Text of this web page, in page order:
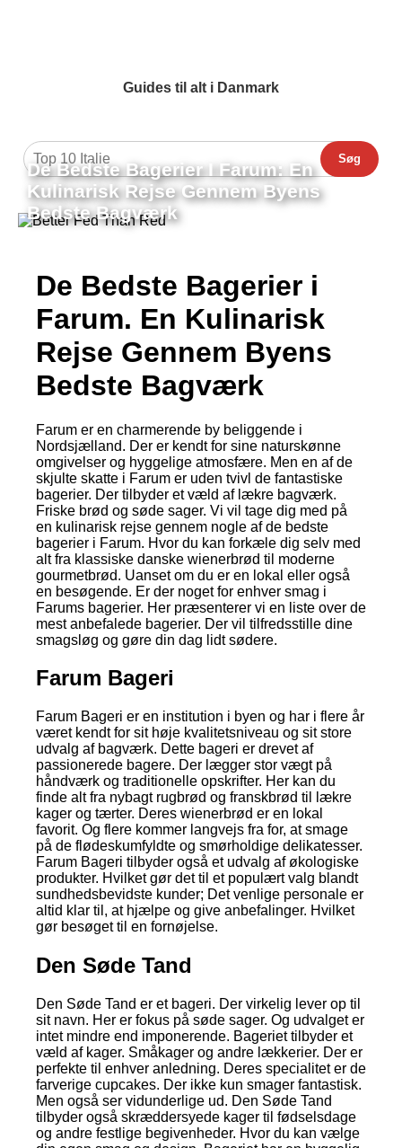
Guides til alt i Danmark
Søg
De Bedste Bagerier I Farum: En
Kulinarisk Rejse Gennem Byens
Bedste Bagværk
De Bedste Bagerier i
Farum. En Kulinarisk
Rejse Gennem Byens
Bedste Bagværk
Farum er en charmerende by beliggende i
Nordsjælland. Der er kendt for sine naturskønne
omgivelser og hyggelige atmosfære. Men en af de
skjulte skatte i Farum er uden tvivl de fantastiske
bagerier. Der tilbyder et væld af lækre bagværk.
Friske brød og søde sager. Vi vil tage dig med på
en kulinarisk rejse gennem nogle af de bedste
bagerier i Farum. Hvor du kan forkæle dig selv med
alt fra klassiske danske wienerbrød til moderne
gourmetbrød. Uanset om du er en lokal eller også
en besøgende. Er der noget for enhver smag i
Farums bagerier. Her præsenterer vi en liste over de
mest anbefalede bagerier. Der vil tilfredsstille dine
smagsløg og gøre din dag lidt sødere.
Farum Bageri
Farum Bageri er en institution i byen og har i flere år
været kendt for sit høje kvalitetsniveau og sit store
udvalg af bagværk. Dette bageri er drevet af
passionerede bagere. Der lægger stor vægt på
håndværk og traditionelle opskrifter. Her kan du
finde alt fra nybagt rugbrød og franskbrød til lækre
kager og tærter. Deres wienerbrød er en lokal
favorit. Og flere kommer langvejs fra for, at smage
på de flødeskumfyldte og smørholdige delikatesser.
Farum Bageri tilbyder også et udvalg af økologiske
produkter. Hvilket gør det til et populært valg blandt
sundhedsbevidste kunder; Det venlige personale er
altid klar til, at hjælpe og give anbefalinger. Hvilket
gør besøget til en fornøjelse.
Den Søde Tand
Den Søde Tand er et bageri. Der virkelig lever op til
sit navn. Her er fokus på søde sager. Og udvalget er
intet mindre end imponerende. Bageriet tilbyder et
væld af kager. Småkager og andre lækkerier. Der er
perfekte til enhver anledning. Deres specialitet er de
farverige cupcakes. Der ikke kun smager fantastisk.
Men også ser vidunderlige ud. Den Søde Tand
tilbyder også skræddersyede kager til fødselsdage
og andre festlige begivenheder. Hvor du kan vælge